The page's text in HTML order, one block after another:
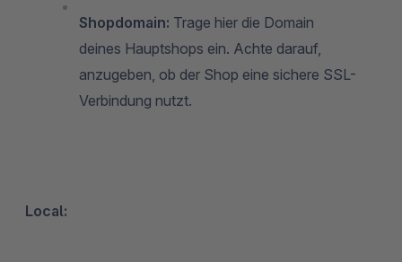
Shopdomain: Trage hier die Domain
deines Hauptshops ein. Achte darauf,
anzugeben, ob der Shop eine sichere SSL-
Verbindung nutzt.
Local: